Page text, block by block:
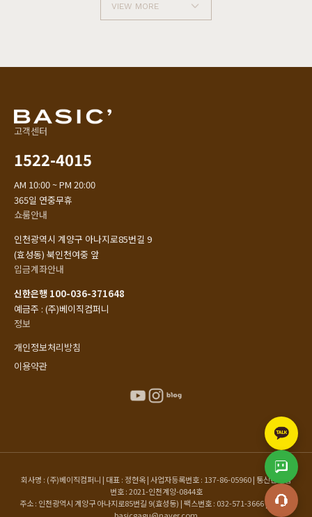
VIEW MORE
고객센터
1522-4015
AM 10:00 ~ PM 20:00
365일 연중무휴
쇼룸안내
인천광역시 계양구 아나지로85번길 9
(효성동) 북인천여중 앞
입금계좌안내
신한은행 100-036-371648
예금주 : (주)베이직컴퍼니
정보
개인정보처리방침
이용약관
회사명 : (주)베이직컴퍼니 | 대표 : 정현옥 | 사업자등록번호 : 137-86-05960 | 통신판매업
번호 : 2021-인천계양-0844호
주소 : 인천광역시 계양구 아나지로85번길 9(효성동) | 팩스번호 : 032-571-3666 | 이메일 :